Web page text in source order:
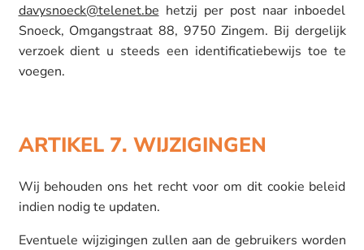
davysnoeck@telenet.be hetzij per post naar inboedel
Snoeck, Omgangstraat 88, 9750 Zingem. Bij dergelijk
verzoek dient u steeds een identificatiebewijs toe te
voegen.
ARTIKEL 7. WIJZIGINGEN
Wij behouden ons het recht voor om dit cookie beleid
indien nodig te updaten.
Eventuele wijzigingen zullen aan de gebruikers worden